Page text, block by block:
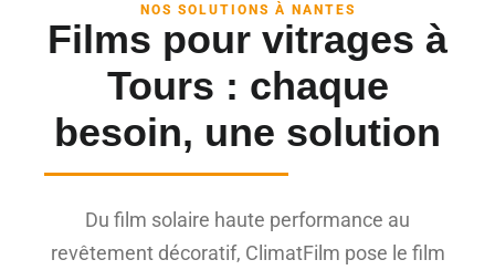
NOS SOLUTIONS À NANTES
Films pour vitrages à
Tours : chaque
besoin, une solution
Du film solaire haute performance au
revêtement décoratif, ClimatFilm pose le film